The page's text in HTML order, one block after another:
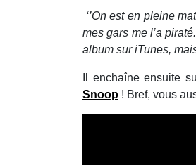
‘’On est en pleine
mes gars me l’a
album sur iTunes,
Il enchaîne ensuite
Snoop ! Bref, vous